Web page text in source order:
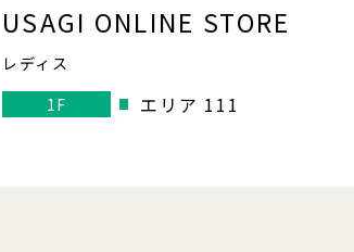
USAGI ONLINE STORE
レディス
1F
エリア 111